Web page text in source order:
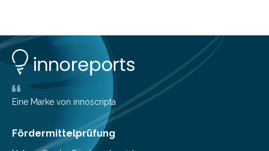
Lösungen interessieren. 1. Multibanking-Tools: Alle
Konten auf einen Blick Viele Banken bieten bereits in
ihrem Online-Banking eine Multibanking-Funktion an,
mit der sich Konten bei anderen Banken…
Eine Marke von innoscripta
Fördermittelprüfung